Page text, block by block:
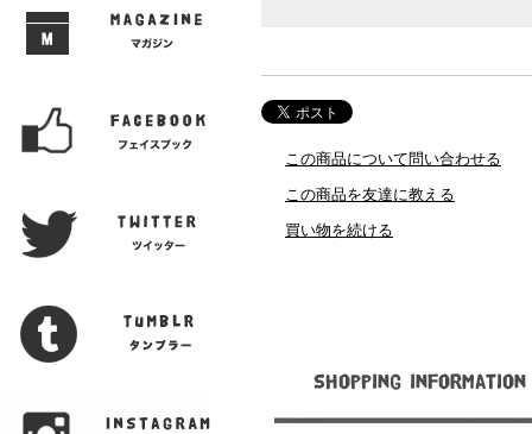
この商品について問い合わせる
この商品を友達に教える
買い物を続ける